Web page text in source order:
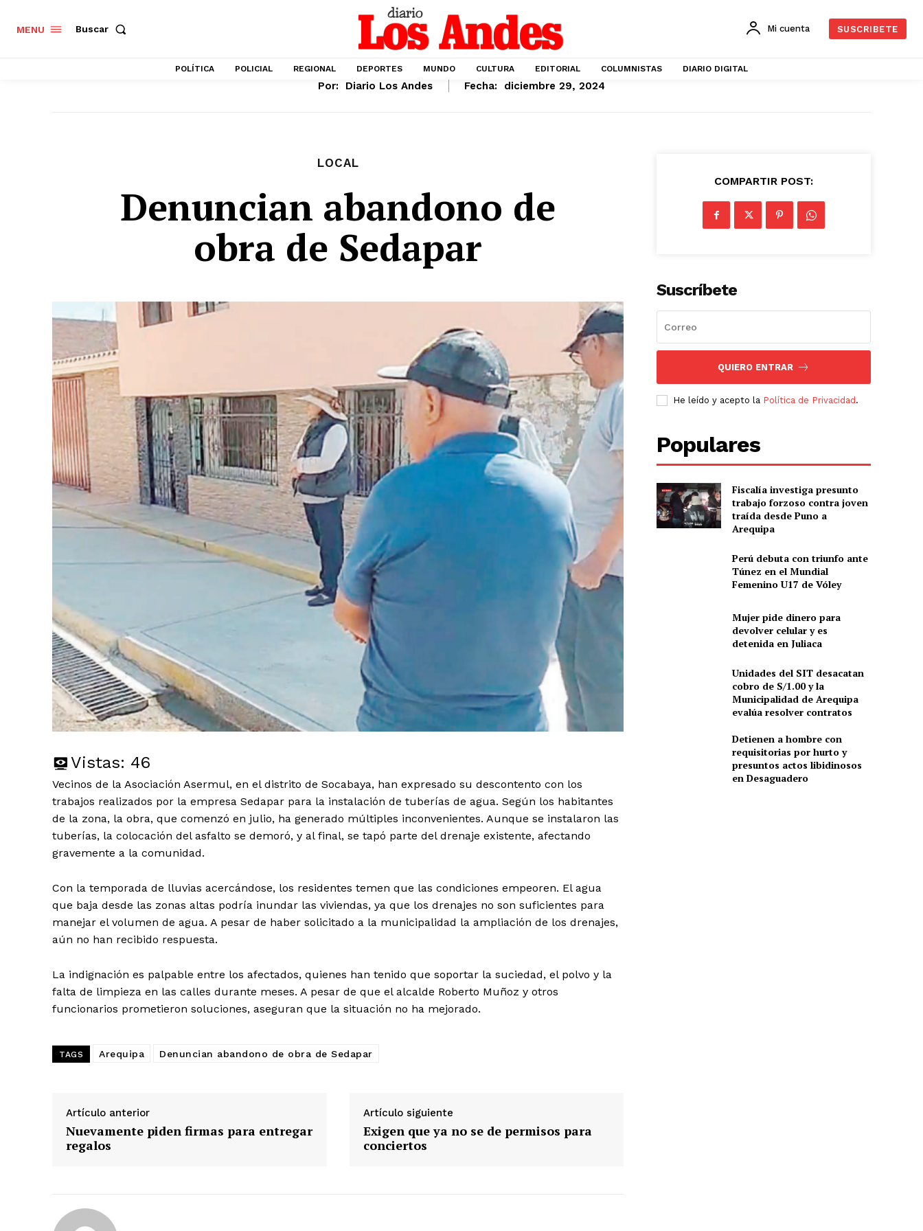
MENU Buscar Mi cuenta SUSCRIBETE
POLÍTICA POLICIAL REGIONAL DEPORTES MUNDO CULTURA EDITORIAL COLUMNISTAS DIARIO DIGITAL
Por: Diario Los Andes Fecha: diciembre 29, 2024
LOCAL
Denuncian abandono de
obra de Sedapar
Vistas: 46
Vecinos de la Asociación Asermul, en el distrito de Socabaya, han expresado su descontento con los
trabajos realizados por la empresa Sedapar para la instalación de tuberías de agua. Según los habitantes
de la zona, la obra, que comenzó en julio, ha generado múltiples inconvenientes. Aunque se instalaron las
tuberías, la colocación del asfalto se demoró, y al final, se tapó parte del drenaje existente, afectando
gravemente a la comunidad.
Con la temporada de lluvias acercándose, los residentes temen que las condiciones empeoren. El agua
que baja desde las zonas altas podría inundar las viviendas, ya que los drenajes no son suficientes para
manejar el volumen de agua. A pesar de haber solicitado a la municipalidad la ampliación de los drenajes,
aún no han recibido respuesta.
La indignación es palpable entre los afectados, quienes han tenido que soportar la suciedad, el polvo y la
falta de limpieza en las calles durante meses. A pesar de que el alcalde Roberto Muñoz y otros
funcionarios prometieron soluciones, aseguran que la situación no ha mejorado.
TAGS Arequipa Denuncian abandono de obra de Sedapar
Artículo anterior
Nuevamente piden firmas para entregar
regalos
Artículo siguiente
Exigen que ya no se de permisos para
conciertos
COMPARTIR POST:
Suscríbete
QUIERO ENTRAR
He leído y acepto la Política de Privacidad .
Populares
Fiscalía investiga presunto
trabajo forzoso contra joven
traída desde Puno a
Arequipa
Perú debuta con triunfo ante
Túnez en el Mundial
Femenino U17 de Vóley
Mujer pide dinero para
devolver celular y es
detenida en Juliaca
Unidades del SIT desacatan
cobro de S/1.00 y la
Municipalidad de Arequipa
evalúa resolver contratos
Detienen a hombre con
requisitorias por hurto y
presuntos actos libidinosos
en Desaguadero